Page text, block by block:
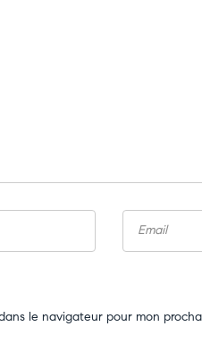
le navigateur pour mon